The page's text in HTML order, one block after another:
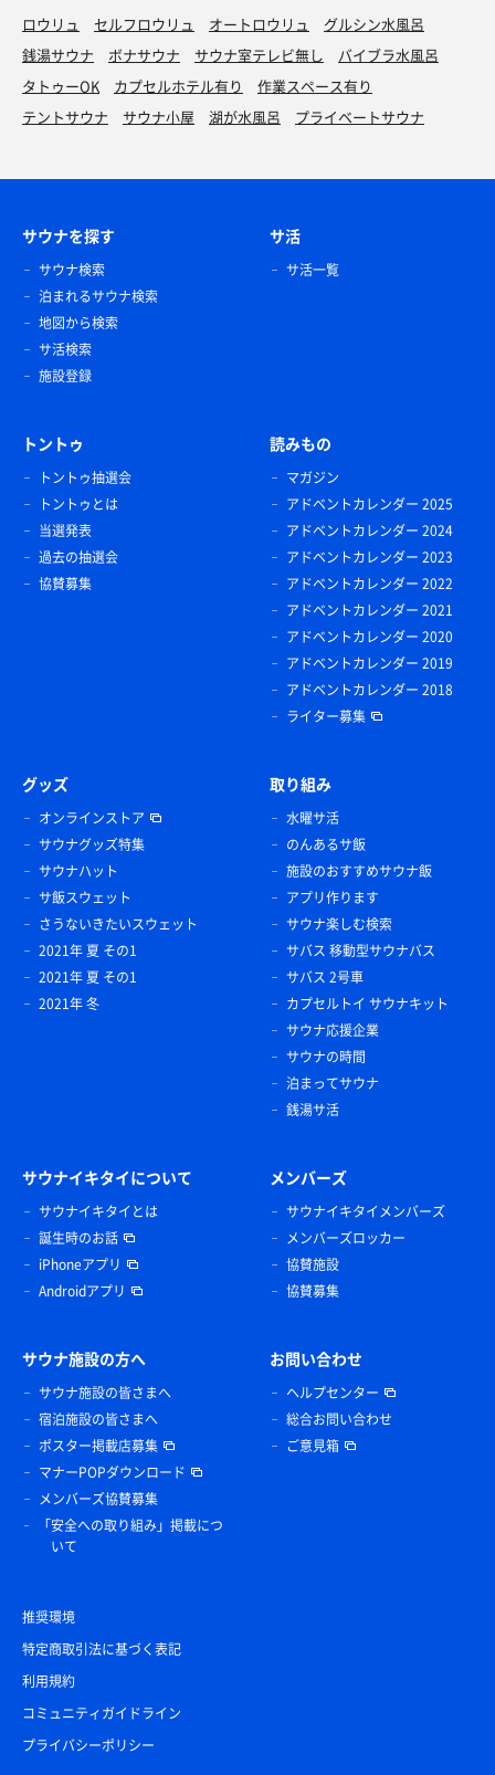
ロウリュ セルフロウリュ オートロウリュ
グルシン水風呂
銭湯サウナ
ボナサウナ サウナ室テレビ無し
バイブラ水風呂
タトゥーOK
カプセルホテル有り
作業スペース有り
テントサウナ
サウナ小屋 湖が水風呂 プライベートサウナ
サウナを探す
サウナ検索
泊まれるサウナ検索
地図から検索
サ活検索
施設登録
サ活
サ活一覧
トントゥ
トントゥ抽選会
トントゥとは
当選発表
過去の抽選会
協賛募集
読みもの
マガジン
アドベントカレンダー 2025
アドベントカレンダー 2024
アドベントカレンダー 2023
アドベントカレンダー 2022
アドベントカレンダー 2021
アドベントカレンダー 2020
アドベントカレンダー 2019
アドベントカレンダー 2018
ライター募集
グッズ
オンラインストア
サウナグッズ特集
サウナハット
サ飯スウェット
さうないきたいスウェット
2021年 夏 その1
2021年 夏 その1
2021年 冬
取り組み
水曜サ活
のんあるサ飯
施設のおすすめサウナ飯
アプリ作ります
サウナ楽しむ検索
サバス 移動型サウナバス
サバス 2号車
カプセルトイ サウナキット
サウナ応援企業
サウナの時間
泊まってサウナ
銭湯サ活
サウナイキタイについて
サウナイキタイとは
誕生時のお話
iPhoneアプリ
Androidアプリ
メンバーズ
サウナイキタイメンバーズ
メンバーズロッカー
協賛施設
協賛募集
サウナ施設の方へ
サウナ施設の皆さまへ
宿泊施設の皆さまへ
ポスター掲載店募集
マナーPOPダウンロード
メンバーズ協賛募集
「安全への取り組み」掲載につ
いて
お問い合わせ
ヘルプセンター
総合お問い合わせ
ご意見箱
推奨環境
特定商取引法に基づく表記
利用規約
コミュニティガイドライン
プライバシーポリシー